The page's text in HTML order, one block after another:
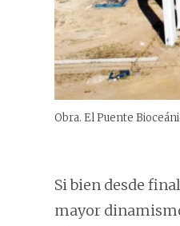
Obra. El Puente
Si bien desde
mayor